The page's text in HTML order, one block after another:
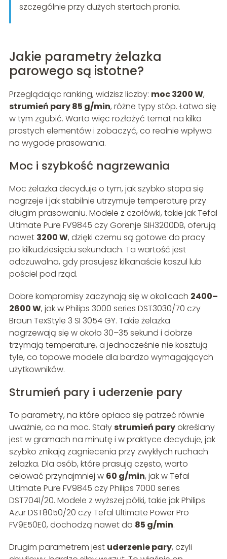
szczególnie przy dużych stertach prania.
Jakie parametry żelazka
parowego są istotne?
Przeglądając ranking, widzisz liczby: moc 3200 W,
strumień pary 85 g/min, różne typy stóp. Łatwo się
w tym zgubić. Warto więc rozłożyć temat na kilka
prostych elementów i zobaczyć, co realnie wpływa
na wygodę prasowania.
Moc i szybkość nagrzewania
Moc żelazka decyduje o tym, jak szybko stopa się
nagrzeje i jak stabilnie utrzymuje temperaturę przy
długim prasowaniu. Modele z czołówki, takie jak Tefal
Ultimate Pure FV9845 czy Gorenje SIH3200DB, oferują
nawet 3200 W, dzięki czemu są gotowe do pracy
po kilkudziesięciu sekundach. Ta wartość jest
odczuwalna, gdy prasujesz kilkanaście koszul lub
pościel pod rząd.
Dobre kompromisy zaczynają się w okolicach 2400–
2600 W, jak w Philips 3000 series DST3030/70 czy
Braun TexStyle 3 SI 3054 GY. Takie żelazka
nagrzewają się w około 30–35 sekund i dobrze
trzymają temperaturę, a jednocześnie nie kosztują
tyle, co topowe modele dla bardzo wymagających
użytkowników.
Strumień pary i uderzenie pary
To parametry, na które opłaca się patrzeć równie
uważnie, co na moc. Stałystrumień paryokreślany
jest w gramach na minutę i w praktyce decyduje, jak
szybko znikają zagniecenia przy zwykłych ruchach
żelazka. Dla osób, które prasują często, warto
celować przynajmniej w 60 g/min, jak w Tefal
Ultimate Pure FV9845 czy Philips 7000 series
DST7041/20. Modele z wyższej półki, takie jak Philips
Azur DST8050/20 czy Tefal Ultimate Power Pro
FV9E50E0, dochodzą nawet do 85 g/min.
Drugim parametrem jest uderzenie pary, czyli